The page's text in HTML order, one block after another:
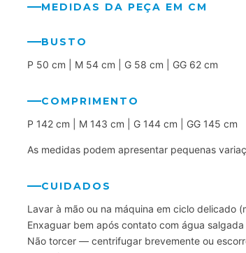
MEDIDAS DA PEÇA EM CM
BUSTO
P 50 cm | M 54 cm | G 58 cm | GG 62 cm
COMPRIMENTO
P 142 cm | M 143 cm | G 144 cm | GG 145 cm
As medidas podem apresentar pequenas
CUIDADOS
Lavar à mão ou na máquina em ciclo delicado
Enxaguar bem após contato com água
Não torcer — centrifugar brevemente ou